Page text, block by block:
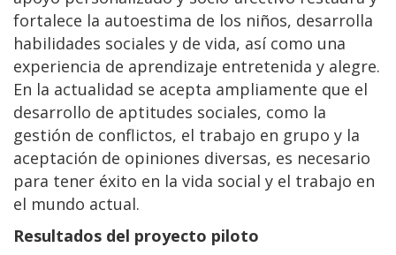
fortalece la autoestima de los niños, desarrolla
habilidades sociales y de vida, así como una
experiencia de aprendizaje entretenida y alegre.
En la actualidad se acepta ampliamente que el
desarrollo de aptitudes sociales, como la
gestión de conflictos, el trabajo en grupo y la
aceptación de opiniones diversas, es necesario
para tener éxito en la vida social y el trabajo en
el mundo actual.
Resultados del proyecto piloto